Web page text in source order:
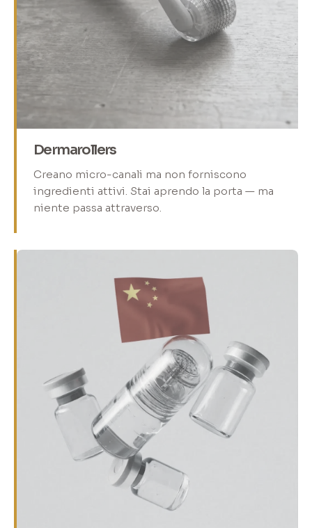
Dermarollers
Creano micro-canali ma non forniscono
ingredienti attivi. Stai aprendo la porta — ma
niente passa attraverso.